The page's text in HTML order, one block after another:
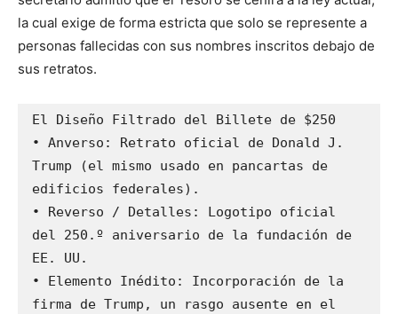
la cual exige de forma estricta que solo se represente a
personas fallecidas con sus nombres inscritos debajo de
sus retratos.
El Diseño Filtrado del Billete de $250
• Anverso: Retrato oficial de Donald J.
Trump (el mismo usado en pancartas de
edificios federales).
• Reverso / Detalles: Logotipo oficial
del 250.º aniversario de la fundación de
EE. UU.
• Elemento Inédito: Incorporación de la
firma de Trump, un rasgo ausente en el